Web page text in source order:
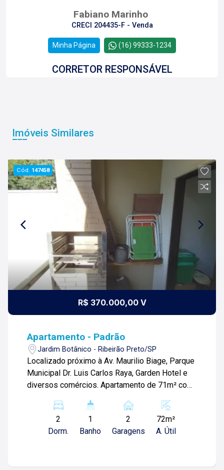
Fabiano Marinho
CRECI 204435-F - Venda
Minha Página (16) 99333-1234
CORRETOR RESPONSÁVEL
CRECI 167543-F - Venda
Minha Página
Imóveis Similares
Cód. 147458
R$ 370.000,00 V
Apartamento - Padrão
Jardim Botânico - Ribeirão Preto/SP
Localizado próximo à Av. Maurilio Biage, Parque
Municipal Dr. Luis Carlos Raya, Garden Hotel e
diversos comércios. Apartamento de 71m² com:
com sacada; -Cozinha; -01 banheiro social; -Área
de serviços; -02 vagas de garagem; Para mais
informações e agendar visita, entre em contato.
2
Dorm.
1
Banho
2
Garagens
72m²
A. Útil